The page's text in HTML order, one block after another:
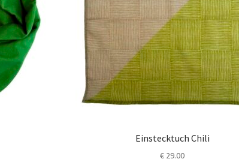
Einstecktuch Chili
€ 29.00